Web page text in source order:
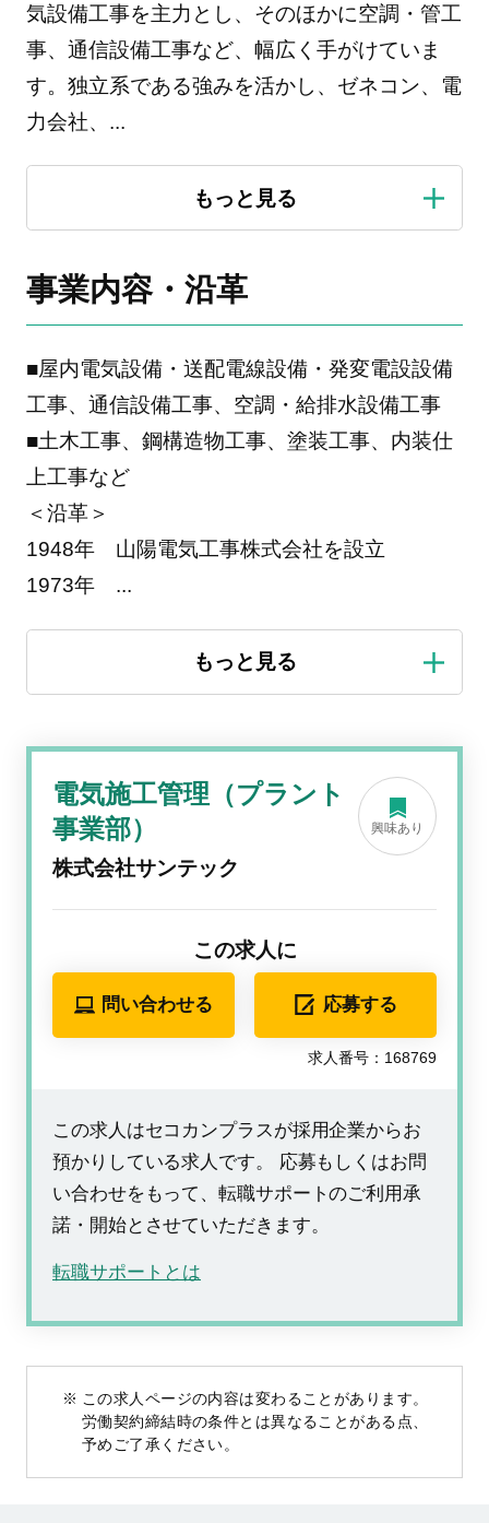
気設備工事を主力とし、そのほかに空調・管工
事、通信設備工事など、幅広く手がけていま
す。独立系である強みを活かし、ゼネコン、電
力会社、 ...
事業内容・沿革
■屋内電気設備・送配電線設備・発変電設設備
工事、通信設備工事、空調・給排水設備工事
■土木工事、鋼構造物工事、塗装工事、内装仕
上工事など
＜沿革＞
1948年 山陽電気工事株式会社を設立
1973年 ...
電気施工管理（プラント
事業部）
株式会社サンテック
興味あり
この求人に
問い合わせる 応募する
求人番号：168769
この求人はセコカンプラスが採用企業からお
預かりしている求人です。 応募もしくはお問
い合わせをもって、転職サポートのご利用承
諾・開始とさせていただきます。
転職サポートとは
この求人ページの内容は変わることがあります。
労働契約締結時の条件とは異なることがある点、
予めご了承ください。